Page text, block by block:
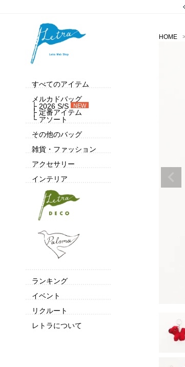
すべてのアイテム
メルカドバッグ
├ 2026 S/S
NEW
├ 定番アイテム
└ アソート
その他のバッグ
雑貨・ファッション
アクセサリー
インテリア
ランキング
イベント
リクルート
レトラについて
HOME